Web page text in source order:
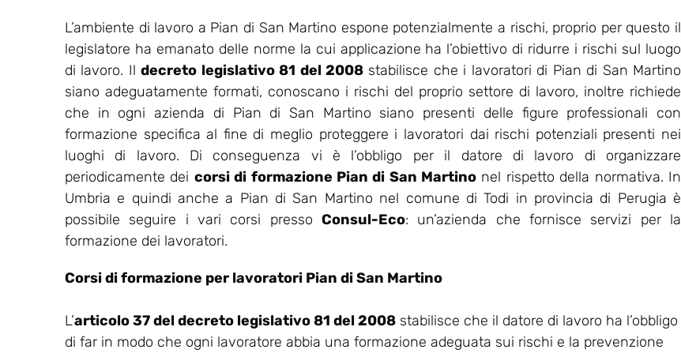
L’ambiente di lavoro a Pian di San Martino espone potenzialmente a rischi, proprio per questo il
legislatore ha emanato delle norme la cui applicazione ha l’obiettivo di ridurre i rischi sul luogo
di lavoro. Ildecreto legislativo 81 del 2008 stabilisce che i lavoratori di Pian di San Martino
siano adeguatamente formati, conoscano i rischi del proprio settore di lavoro, inoltre richiede
che in ogni azienda di Pian di San Martino siano presenti delle figure professionali con
formazione specifica al fine di meglio proteggere i lavoratori dai rischi potenziali presenti nei
luoghi di lavoro. Di conseguenza vi è l’obbligo per il datore di lavoro di organizzare
periodicamente dei corsi di formazione Pian di San Martino nel rispetto della normativa. In
Umbria e quindi anche a Pian di San Martino nel comune di Todi in provincia di Perugia è
possibile seguire i vari corsi presso Consul-Eco: un’azienda che fornisce servizi per la
formazione dei lavoratori.
Corsi di formazione per lavoratori Pian di San Martino
L’articolo 37 del decreto legislativo 81 del 2008 stabilisce che il datore di lavoro ha l’obbligo
di far in modo che ogni lavoratore abbia una formazione adeguata sui rischi e la prevenzione